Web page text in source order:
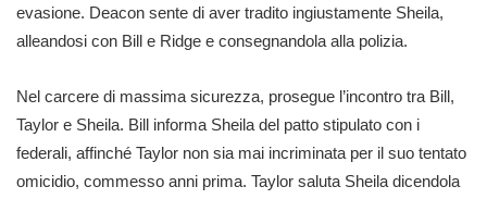
evasione. Deacon sente di aver tradito ingiustamente Sheila,
alleandosi con Bill e Ridge e consegnandola alla polizia.
Nel carcere di massima sicurezza, prosegue l’incontro tra Bill,
Taylor e Sheila. Bill informa Sheila del patto stipulato con i
federali, affinché Taylor non sia mai incriminata per il suo tentato
omicidio, commesso anni prima. Taylor saluta Sheila dicendola